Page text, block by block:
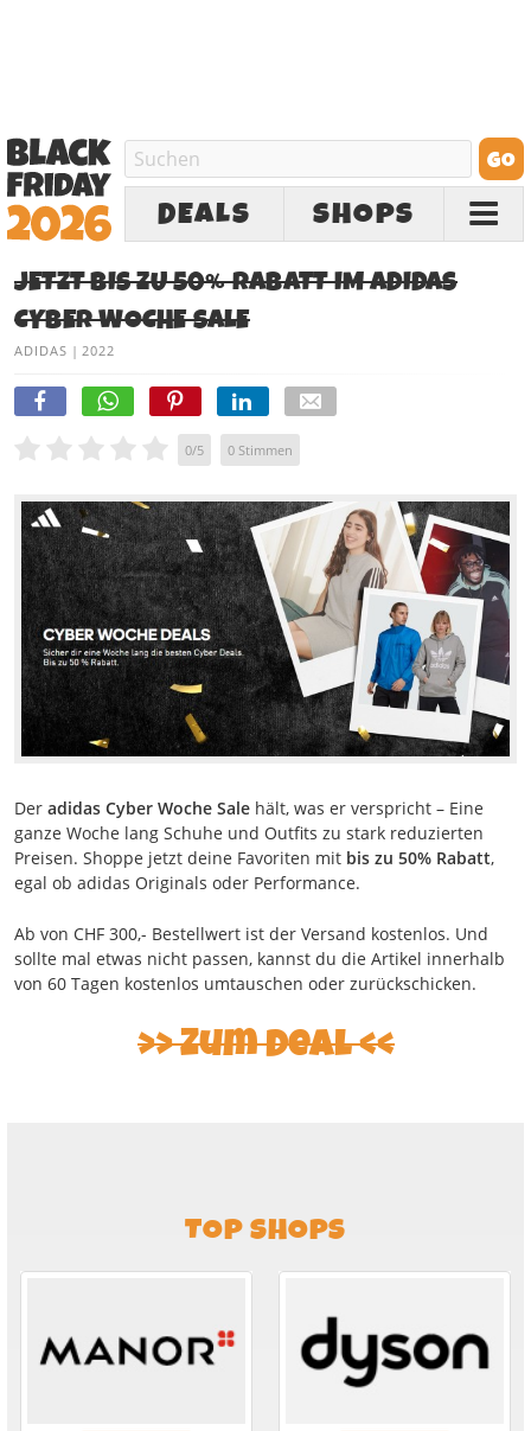
DEALS SHOPS
JETZT BIS ZU 50% RABATT IM ADIDAS
CYBER WOCHE SALE
ADIDAS | 2022
0/5 0 Stimmen
Der adidas Cyber Woche Sale hält, was er verspricht – Eine
ganze Woche lang Schuhe und Outfits zu stark reduzierten
Preisen. Shoppe jetzt deine Favoriten mit bis zu 50% Rabatt,
egal ob adidas Originals oder Performance.
Ab von CHF 300,- Bestellwert ist der Versand kostenlos. Und
sollte mal etwas nicht passen, kannst du die Artikel innerhalb
von 60 Tagen kostenlos umtauschen oder zurückschicken.
Zum Deal
TOP SHOPS